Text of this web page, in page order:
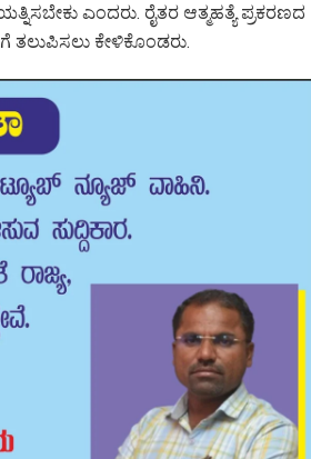
ಎಂದರು. ರೈತರ ಆತ್ಮಹತ್ಯೆ ಪ್ರಕರಣದ
ಕೇಳಿಕೊಂಡರು.